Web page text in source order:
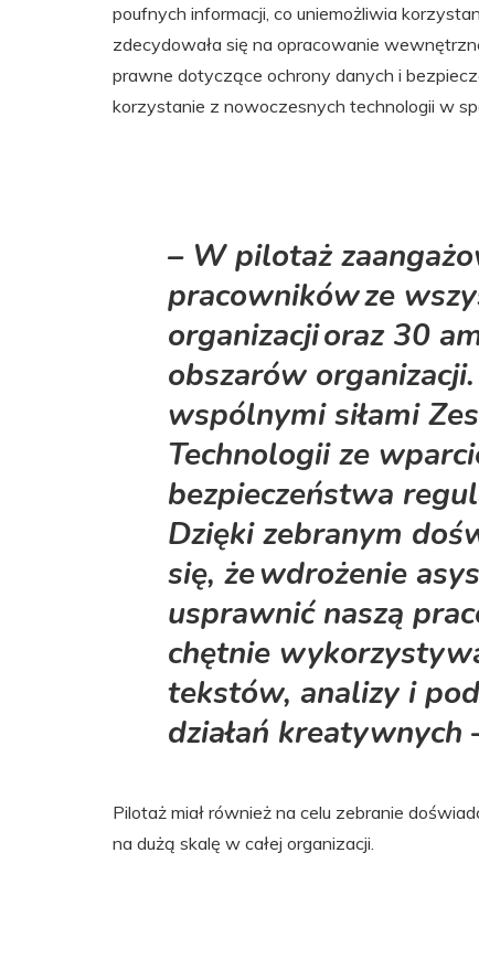
poufnych informacji, co uniemożliwia
zdecydowała się na opracowanie
prawne dotyczące ochrony danych i
korzystanie z nowoczesnych technologii w
– W pilotaż
pracowników ze
organizacji oraz 30
obszarów
wspólnymi siłami
Technologii ze
bezpieczeństwa
Dzięki zebranym
się, że wdrożenie
usprawnić naszą
chętnie
tekstów, analizy i
działań kreatywnych
Pilotaż miał również na celu zebranie
na dużą skalę w całej organizacji.